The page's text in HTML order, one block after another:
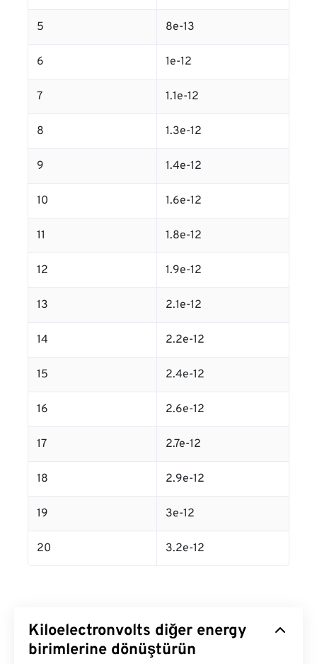
5 8e-13
6 1e-12
7 1.1e-12
8 1.3e-12
9 1.4e-12
10 1.6e-12
11 1.8e-12
12 1.9e-12
13 2.1e-12
14 2.2e-12
15 2.4e-12
16 2.6e-12
17 2.7e-12
18 2.9e-12
19 3e-12
20 3.2e-12
Kiloelectronvolts diğer energy
birimlerine dönüştürün